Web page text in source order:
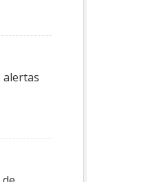
alertas